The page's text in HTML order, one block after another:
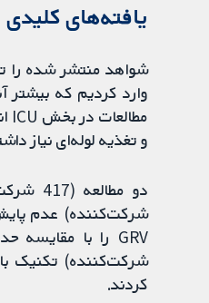
یافته‌های کلیدی
و تغذیه لوله‌ای نیاز داشتند.
کردند.